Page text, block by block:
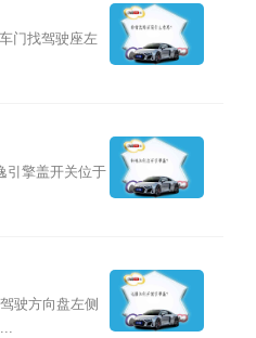
门找驾驶座左
引擎盖开关位于
驶方向盘左侧